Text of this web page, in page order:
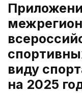
виду
на 2025